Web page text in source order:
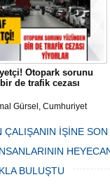
Otopark sorunu
de trafik cezası
Gürsel, Cumhuriyet
ve alışverişe gelen
cezaları yüzünden
ÇALIŞANIN İŞİNE
BULUŞTU